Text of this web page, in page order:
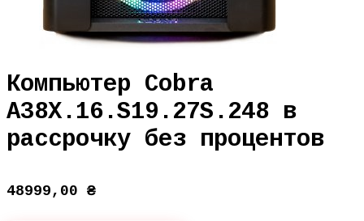
Компьютер Cobra
A38X.16.S19.27S.248 в
рассрочку без процентов
48999,00 ₴